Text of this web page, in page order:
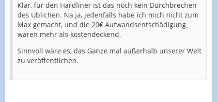
Klar, für den Hardliner ist das noch kein Durchbrechen
des Üblichen. Na ja, jedenfalls habe ich mich nicht zum
Max gemacht, und die 20€ Aufwandsentschädigung
waren mehr als kostendeckend.
Sinnvoll wäre es, das Ganze mal außerhalb unserer Welt
zu veröffentlichen.